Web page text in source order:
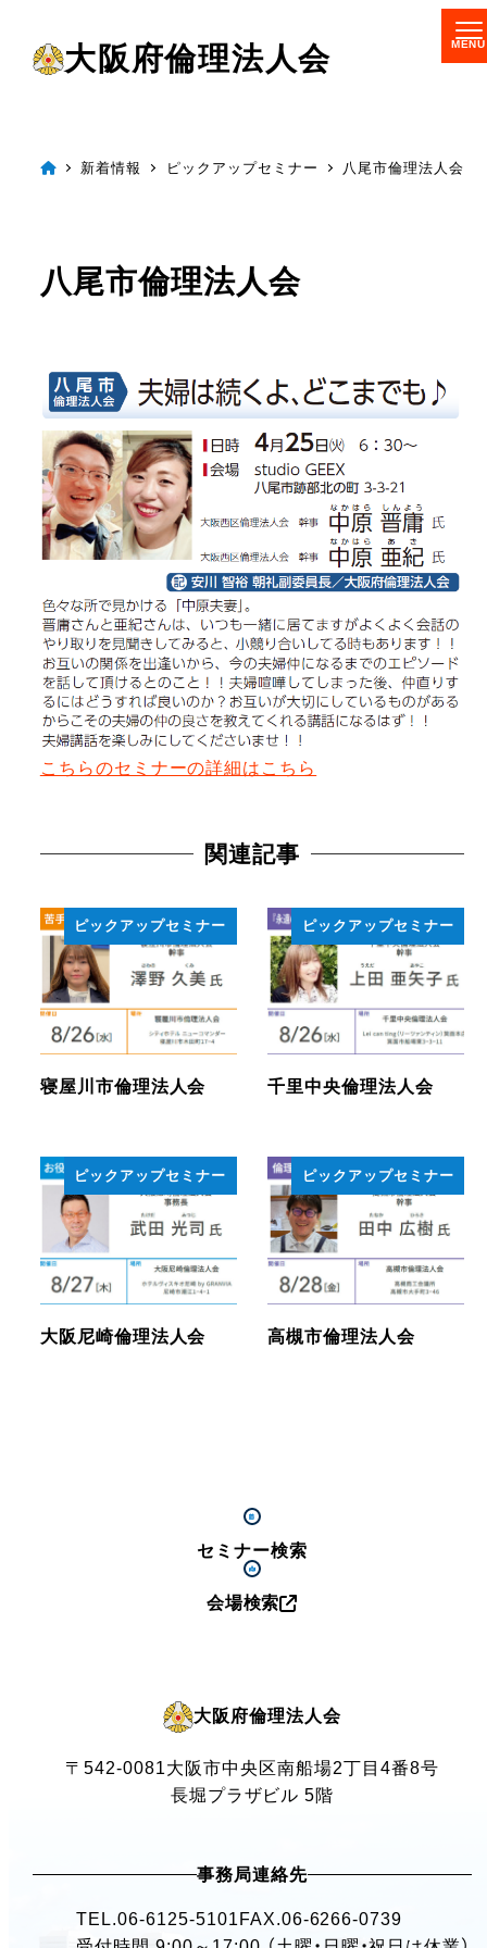
大阪府倫理法人会
新着情報 ピックアップセミナー 八尾市倫理法人会
八尾市倫理法人会
こちらのセミナーの詳細はこちら
関連記事
ピックアップセミナー
寝屋川市倫理法人会
ピックアップセミナー
千里中央倫理法人会
ピックアップセミナー
大阪尼崎倫理法人会
ピックアップセミナー
高槻市倫理法人会
セミナー検索
会場検索
大阪府倫理法人会
〒542-0081大阪市中央区南船場2丁目4番8号
長堀プラザビル 5階
事務局連絡先
TEL.06-6125-5101 FAX.06-6266-0739